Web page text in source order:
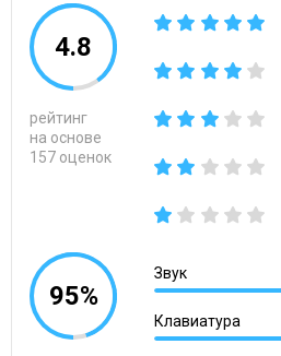
4.8
рейтинг
на основе
157 оценок
95%
Звук
Клавиатура